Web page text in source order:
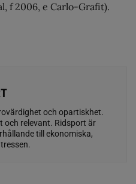
f 2006, e Carlo-Grafit).
och opartiskhet.
och relevant. Ridsport är
till ekonomiska,